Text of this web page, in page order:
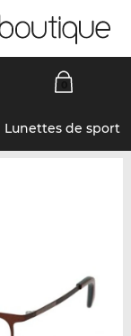
Lunettes de sport